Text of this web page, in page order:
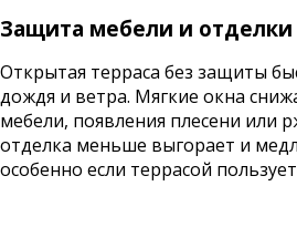
Защита мебели и отделки
Открытая терраса без защиты
дождя и ветра. Мягкие окна
мебели, появления плесени или
отделка меньше выгорает и
особенно если террасой